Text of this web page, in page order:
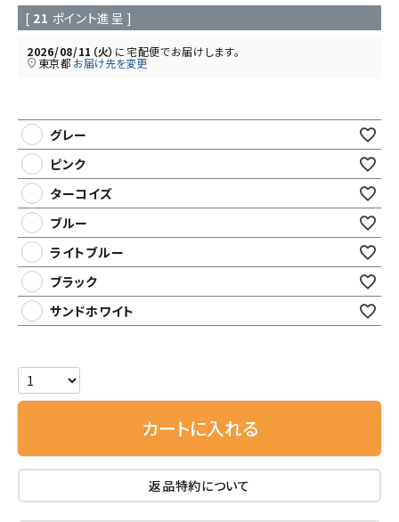
[ 21 ポイント進呈 ]
2026/08/11（火） に宅配便でお届けします。
東京都お届け先を変更
グレー
ピンク
ターコイズ
ブルー
ライトブルー
ブラック
サンドホワイト
カートに入れる
返品特約について